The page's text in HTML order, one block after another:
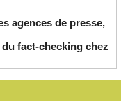
agences de presse,
fact-checking chez